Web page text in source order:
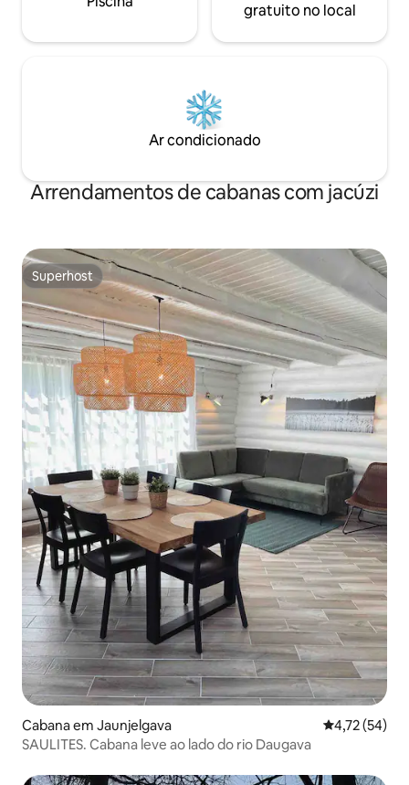
gratuito no local
Ar condicionado
Arrendamentos de cabanas com jacúzi
Superhost
Superhost
Cabana em Jaunjelgava Classificação
4,72 (54)
SAULITES. Cabana leve ao lado do rio Daugava